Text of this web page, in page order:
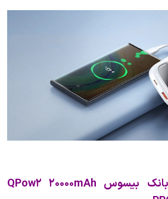
خرید و قیمت پاوربانک بیسوس QPow2 20000mAh